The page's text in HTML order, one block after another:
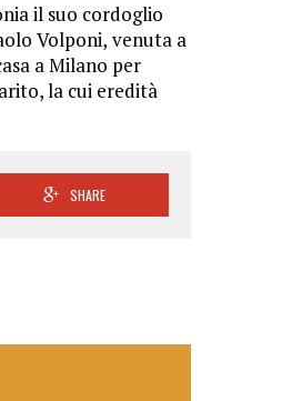
il suo cordoglio
Volponi, venuta a
a Milano per
la cui eredità
SHARE